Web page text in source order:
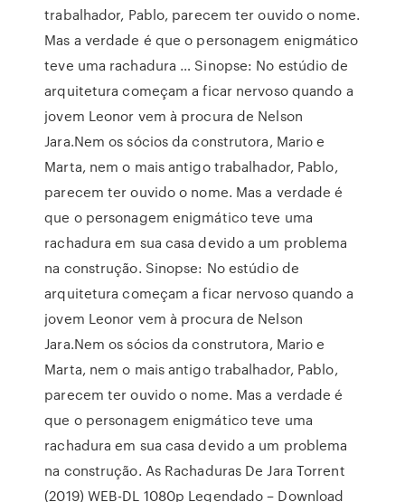
trabalhador, Pablo, parecem ter ouvido o nome.
Mas a verdade é que o personagem enigmático
teve uma rachadura … Sinopse: No estúdio de
arquitetura começam a ficar nervoso quando a
jovem Leonor vem à procura de Nelson
Jara.Nem os sócios da construtora, Mario e
Marta, nem o mais antigo trabalhador, Pablo,
parecem ter ouvido o nome. Mas a verdade é
que o personagem enigmático teve uma
rachadura em sua casa devido a um problema
na construção. Sinopse: No estúdio de
arquitetura começam a ficar nervoso quando a
jovem Leonor vem à procura de Nelson
Jara.Nem os sócios da construtora, Mario e
Marta, nem o mais antigo trabalhador, Pablo,
parecem ter ouvido o nome. Mas a verdade é
que o personagem enigmático teve uma
rachadura em sua casa devido a um problema
na construção. As Rachaduras De Jara Torrent
(2019) WEB-DL 1080p Legendado – Download